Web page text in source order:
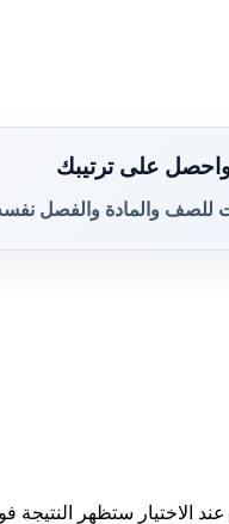
على ترتيبك
للصف والمادة والفصل
الاختيار ستظهر